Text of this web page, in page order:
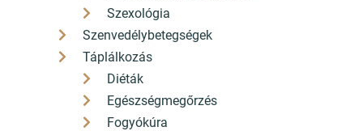
Szexológia
Szenvedélybetegségek
Táplálkozás
Diéták
Egészségmegőrzés
Fogyókúra
+36 26 330 308
hello[a]konyvbox.hu
2085 Pilisvörösvár Fő út 82.